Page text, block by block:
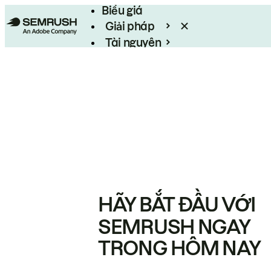
Biểu giá
Giải pháp
Tài nguyên
HÃY BẮT ĐẦU VỚI
SEMRUSH NGAY
TRONG HÔM NAY